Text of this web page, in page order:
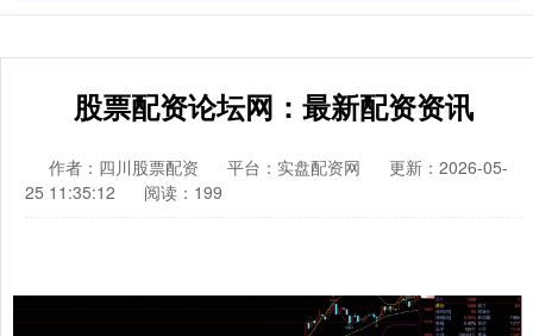
股票配资论坛网：最新配资资讯
作者：四川股票配资 平台：实盘配资网
更新：2026-05-
25 11:35:12
阅读：199